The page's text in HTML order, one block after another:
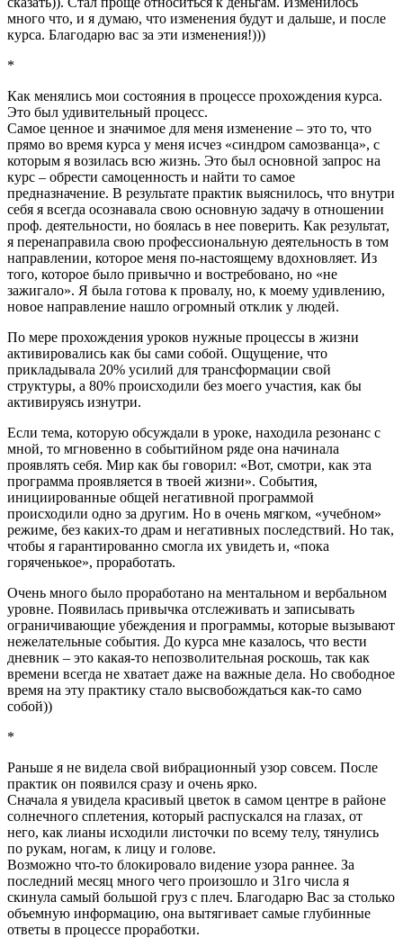
много что, и я думаю, что изменения будут и дальше, и после
курса. Благодарю вас за эти изменения!)))
*
Как менялись мои состояния в процессе прохождения курса.
Это был удивительный процесс.
Самое ценное и значимое для меня изменение – это то, что
прямо во время курса у меня исчез «синдром самозванца», с
которым я возилась всю жизнь. Это был основной запрос на
курс – обрести самоценность и найти то самое
предназначение. В результате практик выяснилось, что внутри
себя я всегда осознавала свою основную задачу в отношении
проф. деятельности, но боялась в нее поверить. Как результат,
я перенаправила свою профессиональную деятельность в том
направлении, которое меня по-настоящему вдохновляет. Из
того, которое было привычно и востребовано, но «не
зажигало». Я была готова к провалу, но, к моему удивлению,
новое направление нашло огромный отклик у людей.
По мере прохождения уроков нужные процессы в жизни
активировались как бы сами собой. Ощущение, что
прикладывала 20% усилий для трансформации свой
структуры, а 80% происходили без моего участия, как бы
активируясь изнутри.
Если тема, которую обсуждали в уроке, находила резонанс с
мной, то мгновенно в событийном ряде она начинала
проявлять себя. Мир как бы говорил: «Вот, смотри, как эта
программа проявляется в твоей жизни». События,
инициированные общей негативной программой
происходили одно за другим. Но в очень мягком, «учебном»
режиме, без каких-то драм и негативных последствий. Но так,
чтобы я гарантированно смогла их увидеть и, «пока
горяченькое», проработать.
Очень много было проработано на ментальном и вербальном
уровне. Появилась привычка отслеживать и записывать
ограничивающие убеждения и программы, которые вызывают
нежелательные события. До курса мне казалось, что вести
дневник – это какая-то непозволительная роскошь, так как
времени всегда не хватает даже на важные дела. Но свободное
время на эту практику стало высвобождаться как-то само
собой))
*
Раньше я не видела свой вибрационный узор совсем. После
практик он появился сразу и очень ярко.
Сначала я увидела красивый цветок в самом центре в районе
солнечного сплетения, который распускался на глазах, от
него, как лианы исходили листочки по всему телу, тянулись
по рукам, ногам, к лицу и голове.
Возможно что-то блокировало видение узора раннее. За
последний месяц много чего произошло и 31го числа я
скинула самый большой груз с плеч. Благодарю Вас за столько
объемную информацию, она вытягивает самые глубинные
ответы в процессе проработки.